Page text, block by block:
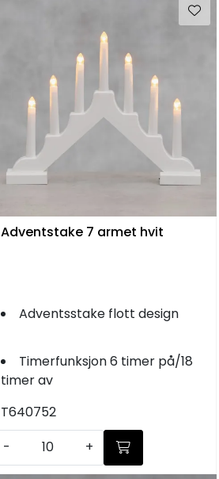
Adventstake 7 armet hvit
Adventsstake flott design
Timerfunksjon 6 timer på/18
timer av
T640752
-
+